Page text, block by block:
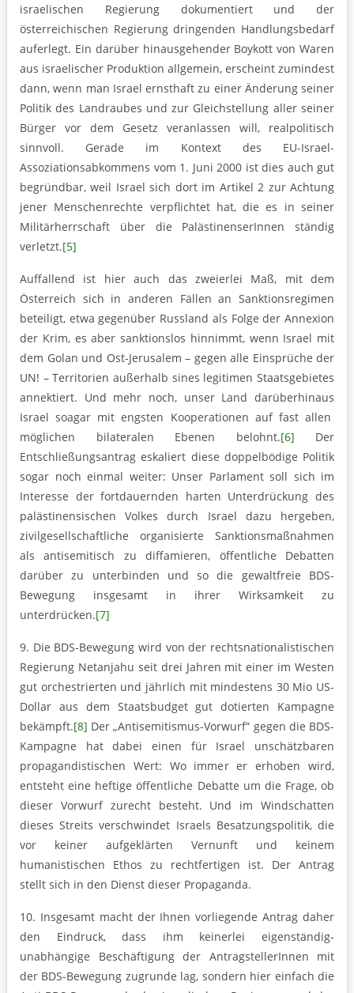
israelischen Regierung dokumentiert und der
österreichischen Regierung dringenden Handlungsbedarf
auferlegt. Ein darüber hinausgehender Boykott von Waren
aus israelischer Produktion allgemein, erscheint zumindest
dann, wenn man Israel ernsthaft zu einer Änderung seiner
Politik des Landraubes und zur Gleichstellung aller seiner
Bürger vor dem Gesetz veranlassen will, realpolitisch
sinnvoll. Gerade im Kontext des EU-Israel-
Assoziationsabkommens vom 1. Juni 2000 ist dies auch gut
begründbar, weil Israel sich dort im Artikel 2 zur Achtung
jener Menschenrechte verpflichtet hat, die es in seiner
Militärherrschaft über die PalästinenserInnen ständig
verletzt.[5]
Auffallend ist hier auch das zweierlei Maß, mit dem
Österreich sich in anderen Fällen an Sanktionsregimen
beteiligt, etwa gegenüber Russland als Folge der Annexion
der Krim, es aber sanktionslos hinnimmt, wenn Israel mit
dem Golan und Ost-Jerusalem – gegen alle Einsprüche der
UN! – Territorien außerhalb sines legitimen Staatsgebietes
annektiert. Und mehr noch, unser Land darüberhinaus
Israel soagar mit engsten Kooperationen auf fast allen
möglichen bilateralen Ebenen belohnt.[6] Der
Entschließungsantrag eskaliert diese doppelbödige Politik
sogar noch einmal weiter: Unser Parlament soll sich im
Interesse der fortdauernden harten Unterdrückung des
palästinensischen Volkes durch Israel dazu hergeben,
zivilgesellschaftliche organisierte Sanktionsmaßnahmen
als antisemitisch zu diffamieren, öffentliche Debatten
darüber zu unterbinden und so die gewaltfreie BDS-
Bewegung insgesamt in ihrer Wirksamkeit zu
unterdrücken.[7]
9. Die BDS-Bewegung wird von der rechtsnationalistischen
Regierung Netanjahu seit drei Jahren mit einer im Westen
gut orchestrierten und jährlich mit mindestens 30 Mio US-
Dollar aus dem Staatsbudget gut dotierten Kampagne
bekämpft.[8] Der „Antisemitismus-Vorwurf“ gegen die BDS-
Kampagne hat dabei einen für Israel unschätzbaren
propagandistischen Wert: Wo immer er erhoben wird,
entsteht eine heftige öffentliche Debatte um die Frage, ob
dieser Vorwurf zurecht besteht. Und im Windschatten
dieses Streits verschwindet Israels Besatzungspolitik, die
vor keiner aufgeklärten Vernunft und keinem
humanistischen Ethos zu rechtfertigen ist. Der Antrag
stellt sich in den Dienst dieser Propaganda.
10. Insgesamt macht der Ihnen vorliegende Antrag daher
den Eindruck, dass ihm keinerlei eigenständig-
unabhängige Beschäftigung der AntragstellerInnen mit
der BDS-Bewegung zugrunde lag, sondern hier einfach die